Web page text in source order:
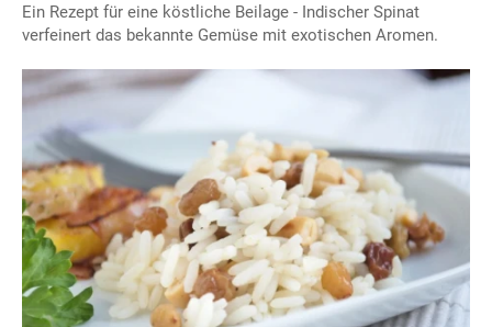
Ein Rezept für eine köstliche Beilage - Indischer Spinat
verfeinert das bekannte Gemüse mit exotischen Aromen.